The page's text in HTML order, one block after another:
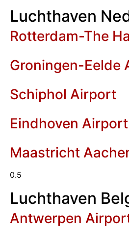
Luchthaven
Rotterdam-The
Groningen-Eelde
Schiphol Airport
Eindhoven Airport
Maastricht
Luchthaven
Antwerpen